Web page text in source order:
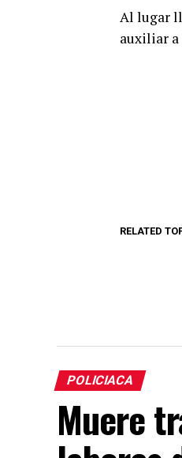
Al lugar
auxiliar a
RELATED
POLICIACA
Muere